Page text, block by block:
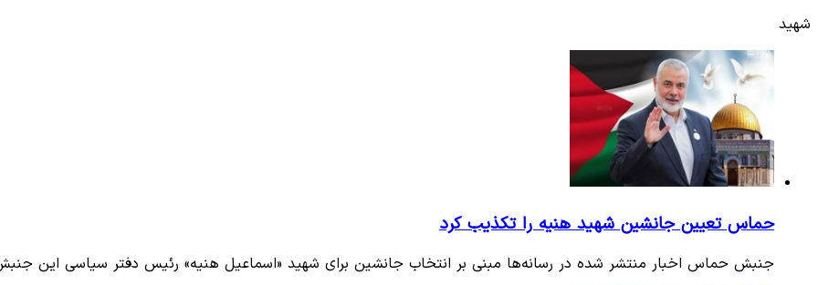
شهید
حماس تعیین جانشین شهید هنیه را تکذیب کرد
جنبش حماس اخبار منتشر شده در رسانه‌ها مبنی بر انتخاب جانشین برای شهید «اسماعیل هنیه» رئیس دفتر سیاسی این